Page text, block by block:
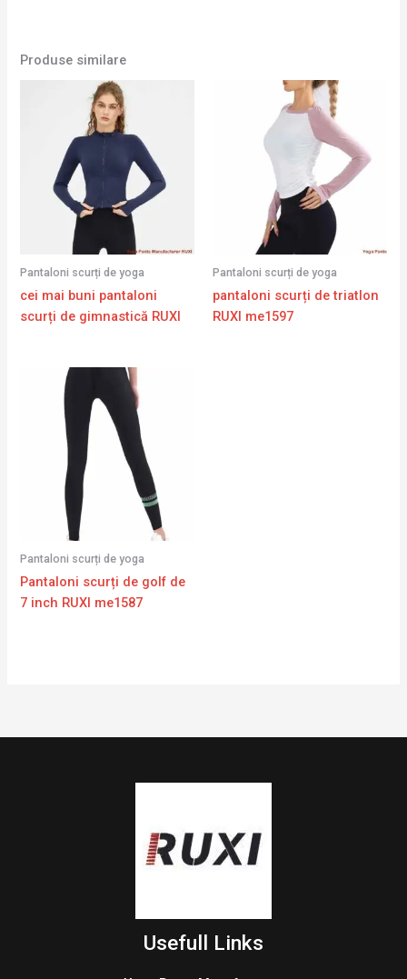
Produse similare
Pantaloni scurți de yoga
cei mai buni pantaloni
scurți de gimnastică RUXI
Pantaloni scurți de yoga
pantaloni scurți de triatlon
RUXI me1597
Pantaloni scurți de yoga
Pantaloni scurți de golf de
7 inch RUXI me1587
Usefull Links